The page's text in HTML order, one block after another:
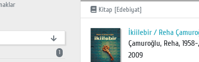
1
Kitap [Edebiyat]
İkiilebir / Reha
Çamuroğlu, Reha,
2009